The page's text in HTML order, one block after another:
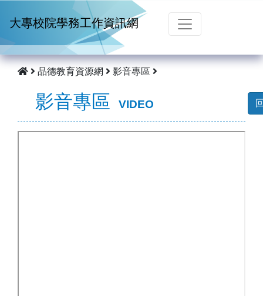
大專校院學務工作資訊網
品德教育資源網 影音專區
影音專區 VIDEO